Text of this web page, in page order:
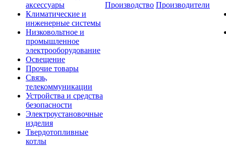
аксессуары
Климатические и
инженерные системы
Низковольтное и
промышленное
электрооборудование
Освещение
Прочие товары
Связь,
телекоммуникации
Устройства и средства
безопасности
Электроустановочные
изделия
Твердотопливные
котлы
Производство Производители